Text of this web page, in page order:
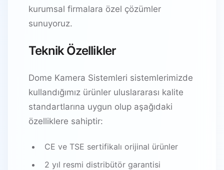
kurumsal firmalara özel çözümler
sunuyoruz.
Teknik Özellikler
Dome Kamera Sistemleri sistemlerimizde
kullandığımız ürünler uluslararası kalite
standartlarına uygun olup aşağıdaki
özelliklere sahiptir:
CE ve TSE sertifikalı orijinal ürünler
2 yıl resmi distribütör garantisi